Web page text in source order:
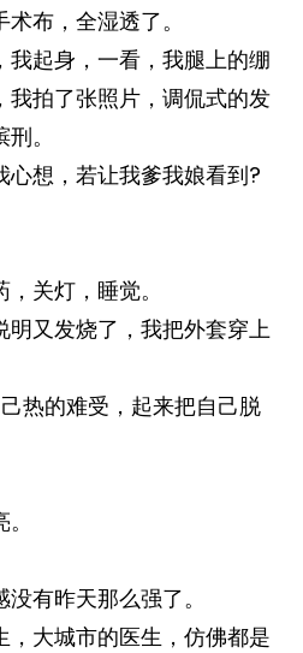
布，全湿透了。
我起身，一看，我腿上的绷
我拍了张照片，调侃式的发
。
心想，若让我爹我娘看到?
关灯，睡觉。
明又发烧了，我把外套穿上
热的难受，起来把自己脱
有昨天那么强了。
，大城市的医生，仿佛都是